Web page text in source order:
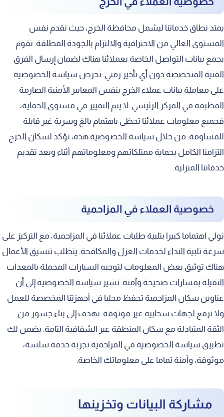
يمتد نطاق خدماتنا ليشمل محافظة الخرج، حيث نقدم نفس
المستوى العالي من الاحترافية والالتزام بالجودة المطلقة. نقوم
بجمع بيانات التواصل الخاصة بعملائنا هناك لضمان إرسال الفرق
الفنية المتخصصة دون أي تأخير زمني. تحرص سياسة الخصوصية
على معاملة بيانات عملاء الخرج بنفس المعايير الأمنية الصارمة
المطبقة في المركز الرئيسي. لا يتم التمييز في مستوى الحماية،
فجميع معلومات عملائنا تحظى باهتمام بالغ وسرية غير قابلة
للمساومة. من خلال سياسة الخصوصية هذه، نؤكد لسكان الخرج
التزامنا الكامل بحماية ممتلكاتهم ومعلوماتهم أثناء وبعد تقديم
خدماتنا المنزلية.
خصوصية العملاء في المزاحمية
نولي اهتماما كبيرا بتلبية طلبات عملائنا في المزاحمية، مع التركيز على
سرعة تلبية النداء لخدمات العزل والمكافحة. يتطلب تنسيق الأعمال
هناك توثيق بعض المعلومات لتوجيه السيارات المحملة بالمعدات
الثقيلة بمسارات صحيحة وآمنة. تشير سياسة الخصوصية إلى أن
عناوين سكان المزاحمية تحفظ محليا في أجهزتنا المخصصة للعمل
ولا ترفع لجهات سحابية غير موثوقة. نهدف إلى بناء جسور من
الثقة المتبادلة مع سكان المنطقة عبر الشفافية التامة. يضمن لك
تطبيق سياسة الخصوصية في المزاحمية تجربة خدمة سلسة،
موثوقة، وآمنة تماما على معلوماتك الخاصة.
مشاركة البيانات وتخزينها